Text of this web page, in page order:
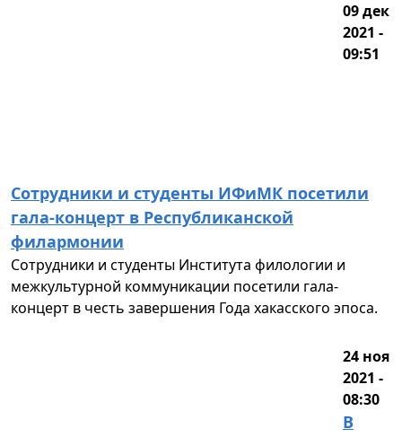
09 дек
2021 -
09:51
Сотрудники и студенты ИФиМК посетили
гала-концерт в Республиканской
филармонии
Сотрудники и студенты Института филологии и
межкультурной коммуникации посетили гала-
концерт в честь завершения Года хакасского эпоса.
24 ноя
2021 -
08:30
В